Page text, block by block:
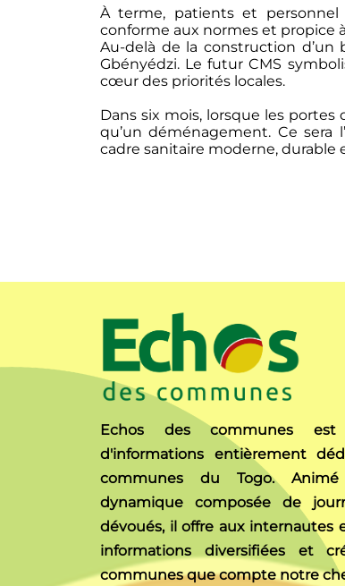
À terme, patients et
conforme aux normes et propice
Au-delà de la construction d’un
Gbényédzi. Le futur CMS
cœur des priorités locales.
Dans six mois, lorsque les portes
qu’un déménagement. Ce sera
cadre sanitaire moderne, durable
Echos des communes
d'informations entièrement
communes du Togo.
dynamique composée de
dévoués, il offre aux internautes
informations diversifiées et
communes que compte notre